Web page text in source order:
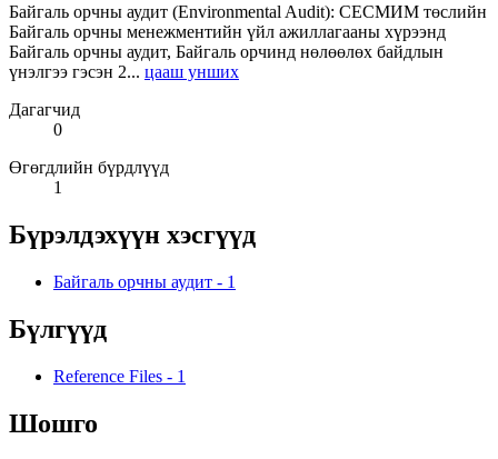
Байгаль орчны аудит (Environmental Audit): СЕСМИМ төслийн
Байгаль орчны менежментийн үйл ажиллагааны хүрээнд
Байгаль орчны аудит, Байгаль орчинд нөлөөлөх байдлын
үнэлгээ гэсэн 2... цааш унших
Дагагчид
0
Өгөгдлийн бүрдлүүд
1
Бүрэлдэхүүн хэсгүүд
Байгаль орчны аудит - 1
Бүлгүүд
Reference Files - 1
Шошго